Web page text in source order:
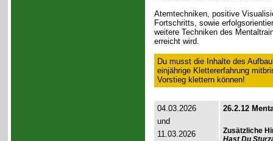
Atemtechniken, positive
Fortschritts, sowie
weitere Techniken des
erreicht wird.
Du musst die Inhalte des
einjährige Klettererfahrung
Vorstieg klettern können!
04.03.2026
und
11.03.2026
26.2.12
Zusätzliche
Hast Du